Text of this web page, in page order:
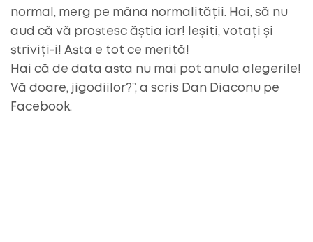
normal, merg pe mâna normalității. Hai, să nu
aud că vă prostesc ăștia iar! Ieșiți, votați și
striviți-i! Asta e tot ce merită!
Hai că de data asta nu mai pot anula alegerile!
Vă doare, jigodiilor?”, a scris Dan Diaconu pe
Facebook.